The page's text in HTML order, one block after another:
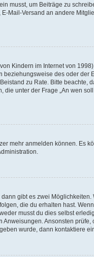
musst, um Beiträge zu
Mail-Versand an andere
Kindern im Internet von
des oder der
zu Rate. Bitte beachte,
unter der Frage „An wen
mehr anmelden können. Es
gibt es zwei Möglichkeiten.
die du erhalten hast.
musst du dies selbst
Ansonsten
wurde, dann kontaktiere